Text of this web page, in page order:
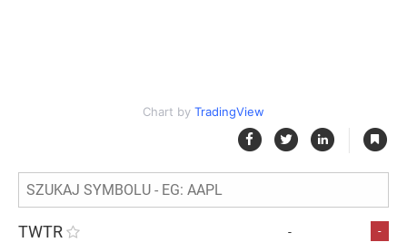
Chart by TradingView
|
TWTR - -